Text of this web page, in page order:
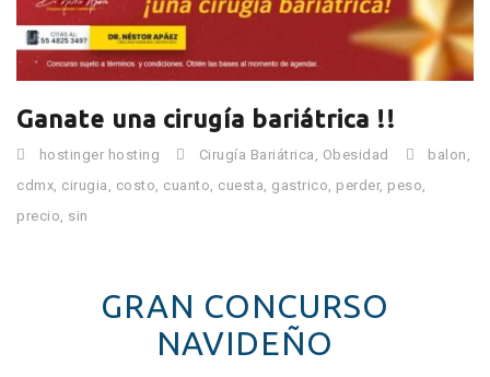
Ganate una cirugía bariátrica !!
hostinger hosting Cirugía Bariátrica Obesidad balon
cdmx cirugia costo cuanto cuesta gastrico perder, peso
precio sin
GRAN CONCURSO
NAVIDEÑO